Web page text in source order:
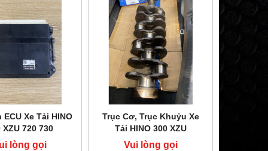
ECU Xe Tải HINO
XZU 720 730
lòng gọi
Trục Cơ, Trục Khuỷu Xe
Tải HINO 300 XZU
Vui lòng gọi